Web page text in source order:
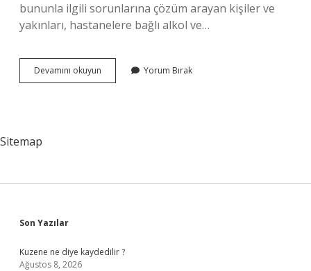
bununla ilgili sorunlarına çözüm arayan kişiler ve
yakınları, hastanelere bağlı alkol ve…
Devamını okuyun
Bağımlısı
Yorum Bırak
Sitemap
Sidebar
Son Yazılar
Kuzene ne diye kaydedilir ?
Ağustos 8, 2026